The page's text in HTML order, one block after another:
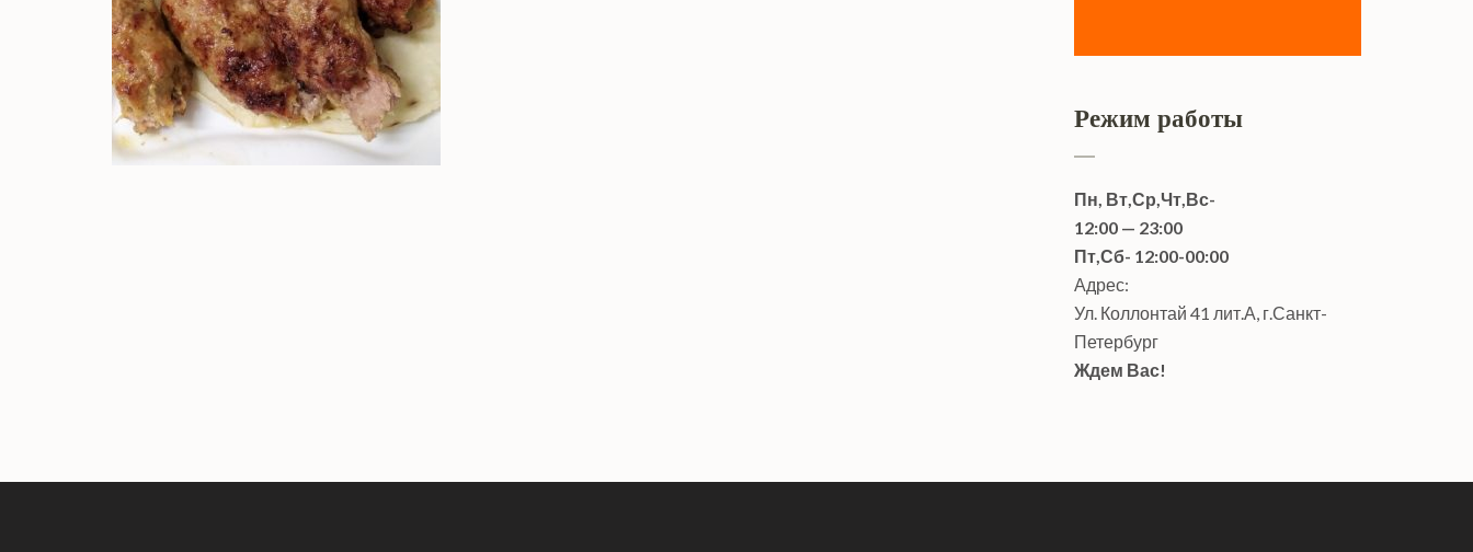
Режим работы
Пн, Вт,Ср,Чт,Вс-
12:00 — 23:00
Пт,Сб- 12:00-00:00
Адрес:
Ул. Коллонтай 41 лит.А, г.Санкт-
Петербург
Ждем Вас!